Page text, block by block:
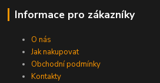
Informace pro zákazníky
O nás
Jak nakupovat
Obchodní podmínky
Kontakty